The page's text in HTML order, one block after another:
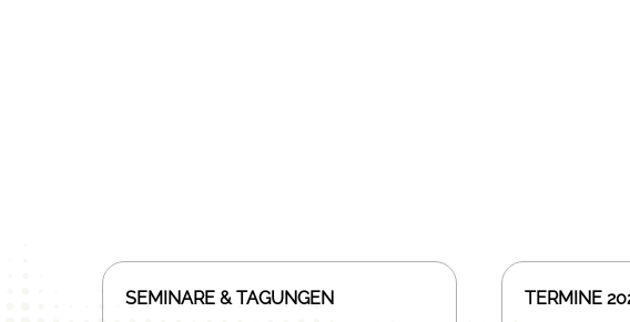
SEMINARE & TAGUNGEN TERMINE